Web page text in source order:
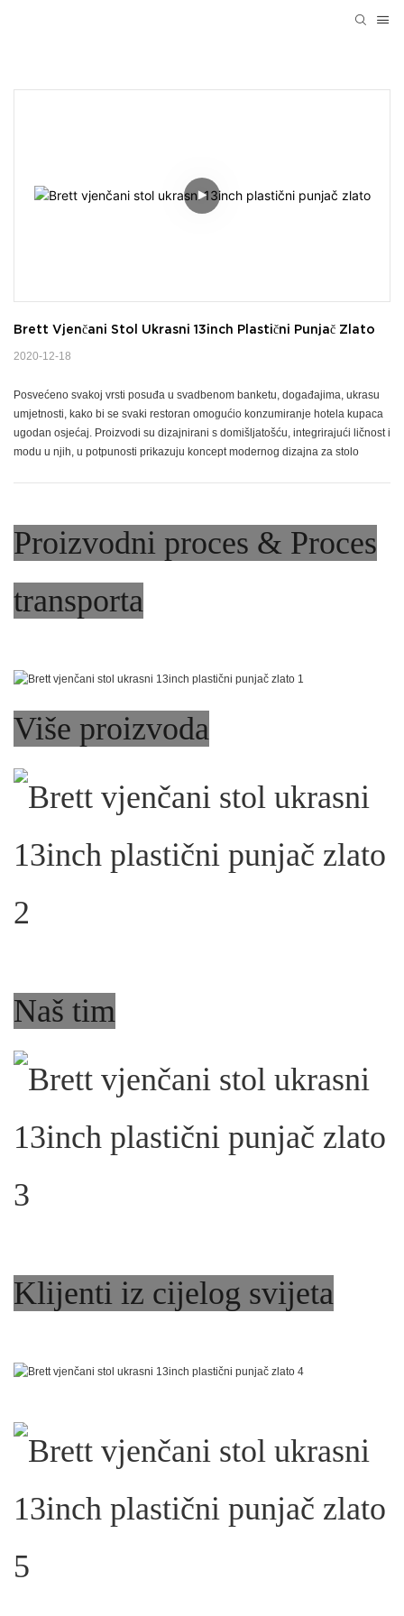
Brett Vjenčani Stol Ukrasni 13inch Plastični Punjač Zlato
2020-12-18
Posvećeno svakoj vrsti posuđa u svadbenom banketu, događajima, ukrasu
umjetnosti, kako bi se svaki restoran omogućio konzumiranje hotela kupaca
ugodan osjećaj. Proizvodi su dizajnirani s domišljatošću, integrirajući ličnost i
modu u njih, u potpunosti prikazuju koncept modernog dizajna za stolo
Proizvodni proces & Proces
transporta
Više proizvoda
Naš tim
Klijenti iz cijelog svijeta